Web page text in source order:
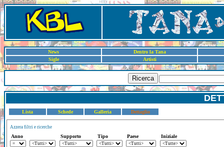
News
Dentro la Tana
Sigle
Artisti
Ricerca
Lista Schede Galleria Dettaglio
Azzera filtri e ricerche
Anno Supporto Tipo Paese Iniziale